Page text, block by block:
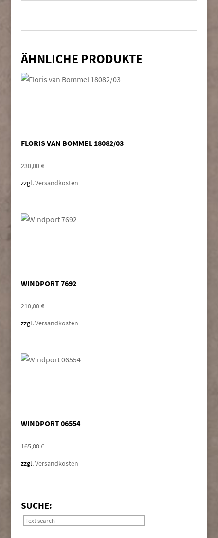
ÄHNLICHE PRODUKTE
FLORIS VAN BOMMEL 18082/03
230,00€
zzgl.Versandkosten
WINDPORT 7692
210,00€
zzgl.Versandkosten
WINDPORT 06554
165,00€
zzgl.Versandkosten
SUCHE: